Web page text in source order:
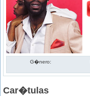
G�nero:
Car�tulas